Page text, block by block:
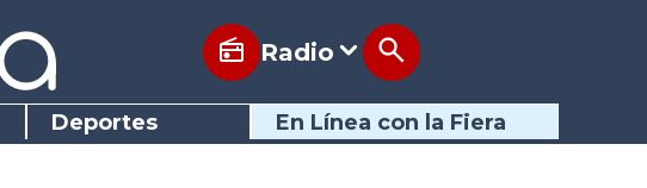
Radio
Deportes En Línea con la Fiera